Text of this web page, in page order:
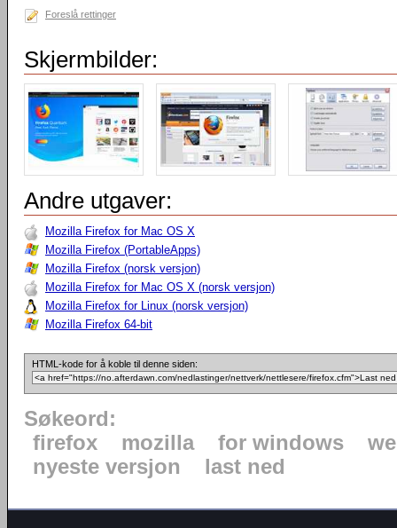
Foreslå rettinger
Skjermbilder:
Andre utgaver:
Mozilla Firefox for Mac OS X
Mozilla Firefox (PortableApps)
Mozilla Firefox (norsk versjon)
Mozilla Firefox for Mac OS X (norsk versjon)
Mozilla Firefox for Linux (norsk versjon)
Mozilla Firefox 64-bit
HTML-kode for å koble til denne siden:
Søkeord:
firefox
mozilla for windows
nyeste versjon
last ned